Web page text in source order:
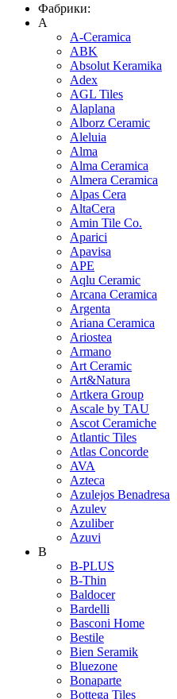
Фабрики:
A
A-Ceramica
ABK
Absolut Keramika
Adex
AGL Tiles
Alaplana
Alborz Ceramic
Aleluia
Alma
Alma Ceramica
Almera Ceramica
Alpas Cera
AltaCera
Amin Tile Co.
Aparici
Apavisa
APE
Aqlu Ceramic
Arcana Ceramica
Argenta
Ariana Ceramica
Ariostea
Armano
Art Ceramic
Art&Natura
Artkera Group
Ascale by TAU
Ascot Ceramiche
Atlantic Tiles
Atlas Concorde
AVA
Azteca
Azulejos Benadresa
Azulev
Azuliber
Azuvi
B
B-PLUS
B-Thin
Baldocer
Bardelli
Basconi Home
Bestile
Bien Seramik
Bluezone
Bonaparte
Bottega Tiles